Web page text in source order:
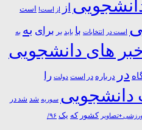
از از است! است
است در انتخابات با باید بر برای به به
های دانشجویی
در درباره در ﺍﺳﺖ دولت را
دانشجویی سوریه شد شد در
+تصاویر کشور که یک ۹۶/